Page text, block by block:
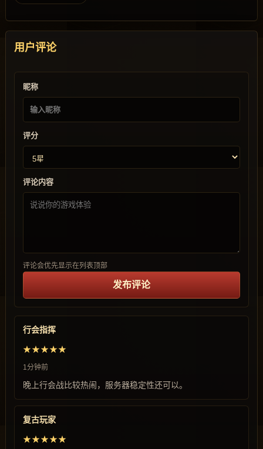
用户评论
昵称
评分
评论内容
评论会优先显示在列表顶部
发布评论
行会指挥
★★★★★
1分钟前
晚上行会战比较热闹，服务器稳定性还可以。
复古玩家
★★★★★